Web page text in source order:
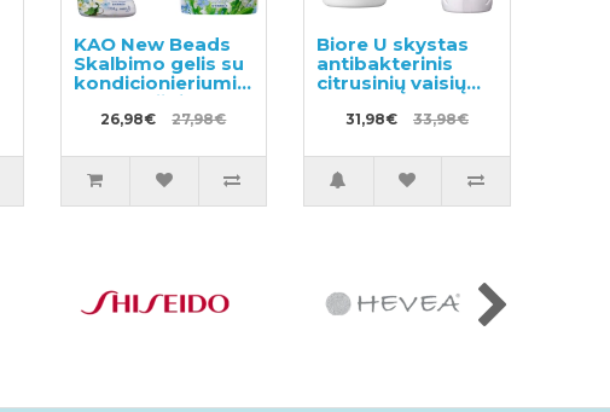
KAO New Beads
Skalbimo gelis su
kondicionieriumi
740g + užpildas
650g
26,98€ 27,98€
Biore U skystas
antibakterinis
citrusinių vaisių
muilas 500ml +
31,98€ 33,98€